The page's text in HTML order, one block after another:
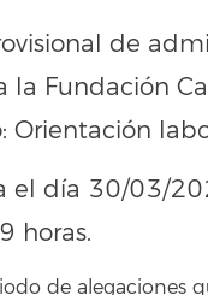
de
Fundación
Orientación
el día 30/03/
horas.
de alegaciones